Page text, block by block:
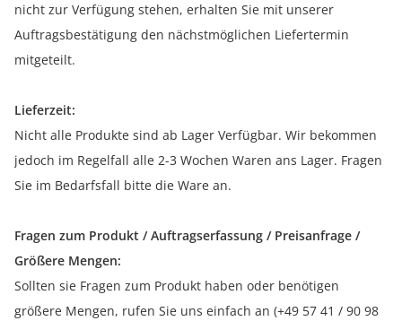
nicht zur Verfügung stehen, erhalten Sie mit unserer
Auftragsbestätigung den nächstmöglichen Liefertermin
mitgeteilt.
Lieferzeit:
Nicht alle Produkte sind ab Lager Verfügbar. Wir bekommen
jedoch im Regelfall alle 2-3 Wochen Waren ans Lager. Fragen
Sie im Bedarfsfall bitte die Ware an.
Fragen zum Produkt / Auftragserfassung / Preisanfrage /
Größere Mengen:
Sollten sie Fragen zum Produkt haben oder benötigen
größere Mengen, rufen Sie uns einfach an (+49 57 41 / 90 98